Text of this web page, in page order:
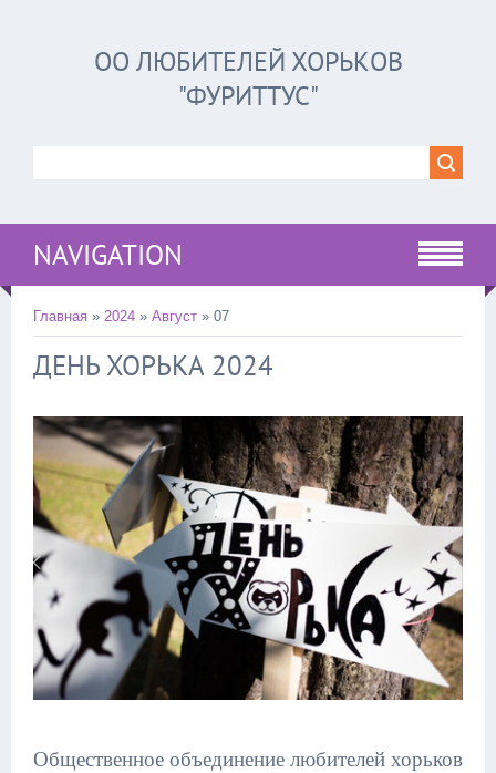
ОО ЛЮБИТЕЛЕЙ ХОРЬКОВ
"ФУРИТТУС"
NAVIGATION
Главная » 2024 » Август » 07
ДЕНЬ ХОРЬКА 2024
Общественное объединение любителей хорьков